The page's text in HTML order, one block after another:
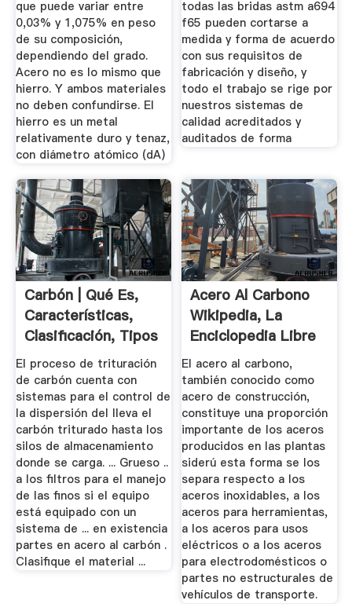
que puede variar entre
0,03% y 1,075% en peso
de su composición,
dependiendo del grado.
Acero no es lo mismo que
hierro. Y ambos materiales
no deben confundirse. El
hierro es un metal
relativamente duro y tenaz,
con diámetro atómico (dA)
todas las bridas astm a694
f65 pueden cortarse a
medida y forma de acuerdo
con sus requisitos de
fabricación y diseño, y
todo el trabajo se rige por
nuestros sistemas de
calidad acreditados y
auditados de forma
Carbón | Qué Es,
Características,
Clasificación, Tipos
...
El proceso de trituración
de carbón cuenta con
sistemas para el control de
la dispersión del lleva el
carbón triturado hasta los
silos de almacenamiento
donde se carga. ... Grueso ..
a los filtros para el manejo
de las finos si el equipo
está equipado con un
sistema de ... en existencia
partes en acero al carbón .
Clasifique el material ...
Acero Al Carbono
Wikipedia, La
Enciclopedia Libre
El acero al carbono,
también conocido como
acero de construcción,
constituye una proporción
importante de los aceros
producidos en las plantas
siderú esta forma se los
separa respecto a los
aceros inoxidables, a los
aceros para herramientas,
a los aceros para usos
eléctricos o a los aceros
para electrodomésticos o
partes no estructurales de
vehículos de transporte.